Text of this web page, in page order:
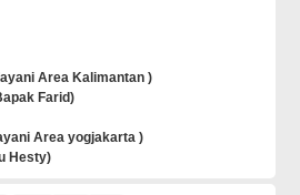
Area Kalimantan )
Farid)
Area yogjakarta )
Hesty)